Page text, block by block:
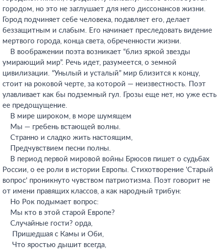
городом, но это не заглушает для него диссонансов жизни.
Город подчиняет себе человека, подавляет его, делает
беззащитным и слабым. Его начинает преследовать видение
мертвого города, конца света, обреченности жизни.
В воображении поэта возникает “близ яркой звезды
умирающий мир”. Речь идет, разумеется, о земной
цивилизации. “Унылый и усталый” мир близится к концу,
стоит на роковой черте, за которой — неизвестность. Поэт
улавливает как бы подземный гул. Грозы еще нет, но уже есть
ее предощущение.
В мире широком, в море шумящем
Мы — гребень встающей волны.
Странно и сладко жить настоящим,
Предчувствием песни полны.
В период первой мировой войны Брюсов пишет о судьбах
России, о ее роли в истории Европы. Стихотворение 'Старый
вопрос' проникнуто чувством патриотизма. Поэт говорит не
от имени правящих классов, а как народный трибун:
Но Рок подымает вопрос:
Мы кто в этой старой Европе?
Случайные гости? орда,
Пришедшая с Камы и Оби,
Что яростью дышит всегда,